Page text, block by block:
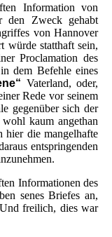
Information von
den Zweck gehabt
von Hannover
würde statthaft sein,
Proclamation des
dem Befehle eines
Vaterland, oder,
Rede vor seinem
gegenüber sich der
kaum angethan
hier die mangelhafte
entspringenden
Informationen des
senes Briefes an,
freilich, dies war